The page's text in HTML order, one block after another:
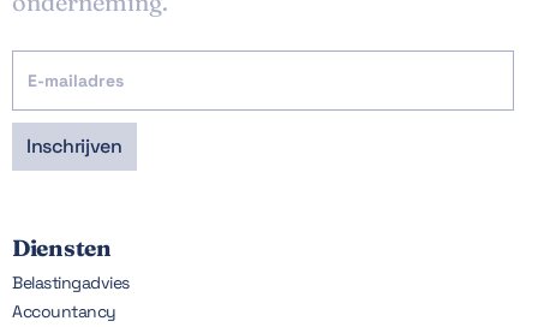
Diensten
Belastingadvies
Accountancy